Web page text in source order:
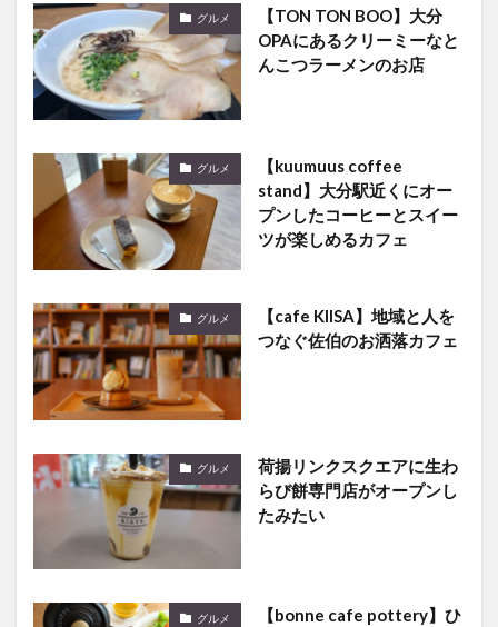
グルメ
【TON TON BOO】大分
OPAにあるクリーミーなと
んこつラーメンのお店
グルメ
【kuumuus coffee
stand】大分駅近くにオー
プンしたコーヒーとスイー
ツが楽しめるカフェ
グルメ
【cafe KIISA】地域と人を
つなぐ佐伯のお洒落カフェ
グルメ
荷揚リンクスクエアに生わ
らび餅専門店がオープンし
たみたい
グルメ
【bonne cafe pottery】ひ